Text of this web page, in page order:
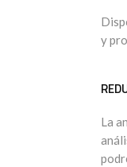
y
La